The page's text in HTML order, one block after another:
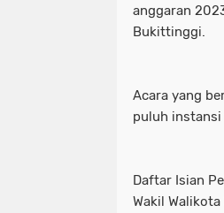
anggaran
Bukittinggi.
Acara yang
puluh instansi
Daftar Isian
Wakil